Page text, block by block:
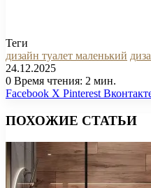
Теги
дизайн туалет маленький
24.12.2025
0 Время чтения: 2 мин.
Facebook X Pinterest
ПОХОЖИЕ СТАТЬИ